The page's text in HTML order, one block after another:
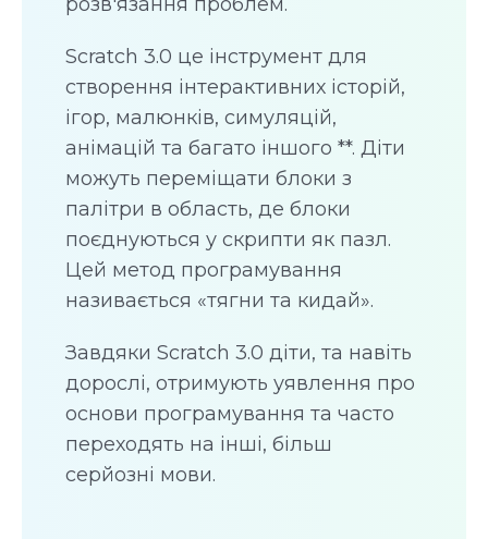
Scratch 3.0 це інструмент для
створення інтерактивних історій,
ігор, малюнків, симуляцій,
анімацій та багато іншого **. Діти
можуть переміщати блоки з
палітри в область, де блоки
поєднуються у скрипти як пазл.
Цей метод програмування
називається «тягни та кидай».
Завдяки Scratch 3.0 діти, та навіть
дорослі, отримують уявлення про
основи програмування та часто
переходять на інші, більш
серйозні мови.